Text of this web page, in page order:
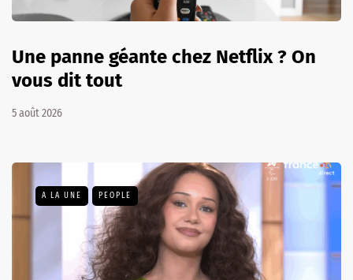
Une panne géante chez Netflix ? On
vous dit tout
5 août 2026
A LA UNE PEOPLE